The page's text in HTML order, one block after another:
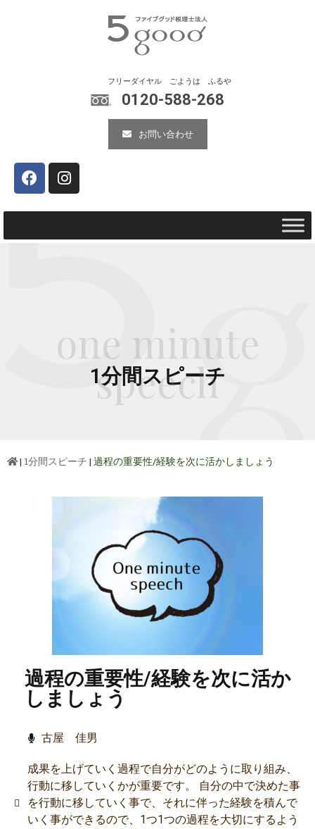
0120-588-268
お問い合わせ
1分間スピーチ
one minute
speech
| 1分間スピーチ | 過程の重要性/経験を次に活かしましょう
過程の重要性/経験を次に活か
しましょう
古屋 佳男
成果を上げていく過程で自分がどのように取り組み、
行動に移していくかが重要です。 自分の中で決めた事
を行動に移していく事で、それに伴った経験を積んで
いく事ができるので、1つ1つの過程を大切にするよう